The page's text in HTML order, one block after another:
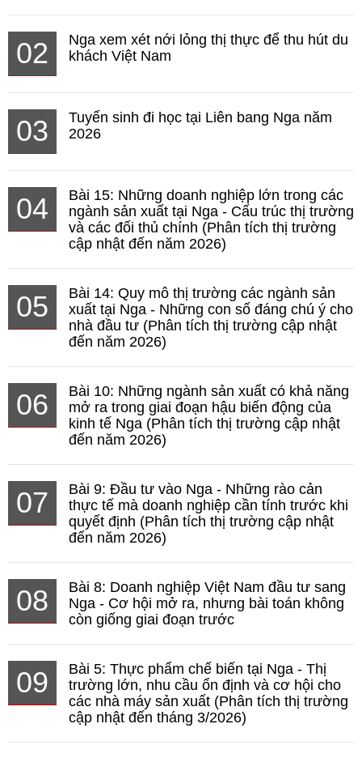
02
Nga xem xét nới lỏng thị thực để thu hút du
khách Việt Nam
03
Tuyển sinh đi học tại Liên bang Nga năm
2026
04
Bài 15: Những doanh nghiệp lớn trong các
ngành sản xuất tại Nga - Cấu trúc thị trường
và các đối thủ chính (Phân tích thị trường
cập nhật đến năm 2026)
05
Bài 14: Quy mô thị trường các ngành sản
xuất tại Nga - Những con số đáng chú ý cho
nhà đầu tư (Phân tích thị trường cập nhật
đến năm 2026)
06
Bài 10: Những ngành sản xuất có khả năng
mở ra trong giai đoạn hậu biến động của
kinh tế Nga (Phân tích thị trường cập nhật
đến năm 2026)
07
Bài 9: Đầu tư vào Nga - Những rào cản
thực tế mà doanh nghiệp cần tính trước khi
quyết định (Phân tích thị trường cập nhật
đến năm 2026)
08
Bài 8: Doanh nghiệp Việt Nam đầu tư sang
Nga - Cơ hội mở ra, nhưng bài toán không
còn giống giai đoạn trước
09
Bài 5: Thực phẩm chế biến tại Nga - Thị
trường lớn, nhu cầu ổn định và cơ hội cho
các nhà máy sản xuất (Phân tích thị trường
cập nhật đến tháng 3/2026)